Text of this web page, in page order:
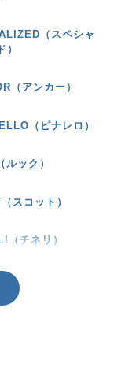
（スペシャ
）
（アンカー）
（ピナレロ）
ルック）
スコット）
（チネリ）